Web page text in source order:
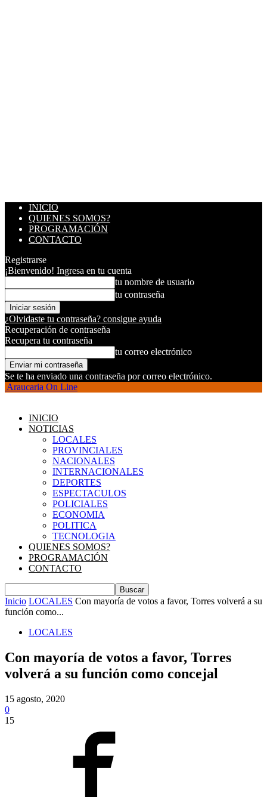
INICIO
QUIENES SOMOS?
PROGRAMACIÓN
CONTACTO
Registrarse
¡Bienvenido! Ingresa en tu cuenta
tu nombre de usuario
tu contraseña
¿Olvidaste tu contraseña? consigue ayuda
Recuperación de contraseña
Recupera tu contraseña
tu correo electrónico
Se te ha enviado una contraseña por correo electrónico.
Araucaria On Line
INICIO
NOTICIAS
LOCALES
PROVINCIALES
NACIONALES
INTERNACIONALES
DEPORTES
ESPECTACULOS
POLICIALES
ECONOMIA
POLITICA
TECNOLOGIA
QUIENES SOMOS?
PROGRAMACIÓN
CONTACTO
Inicio LOCALES Con mayoría de votos a favor, Torres volverá a su
función como...
LOCALES
Con mayoría de votos a favor, Torres
volverá a su función como concejal
15 agosto, 2020
0
15